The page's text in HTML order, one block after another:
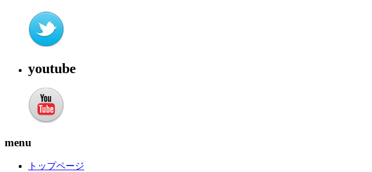
youtube
menu
トップページ